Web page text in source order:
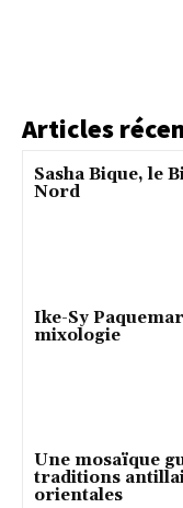
Articles
Sasha Bique, le
Nord
Ike-Sy
mixologie
Une mosaïque
traditions
orientales